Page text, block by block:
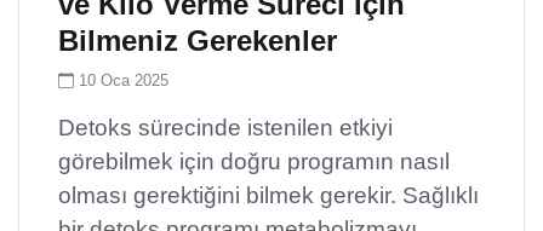
Bilmeniz Gerekenler
10 Oca 2025
Detoks sürecinde istenilen etkiyi
görebilmek için doğru programın nasıl
olması gerektiğini bilmek gerekir. Sağlıklı